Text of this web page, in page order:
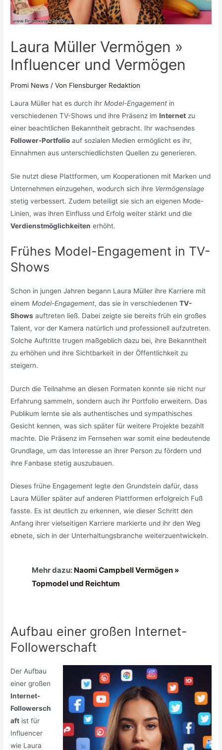
Laura Müller Vermögen »
Influencer und Vermögen
Promi News / Von Flensburger Redaktion
Laura Müller hat es durch ihrModel-Engagement in
verschiedenen TV-Shows und ihre Präsenz imInternet zu
einer beachtlichen Bekanntheit gebracht. Ihr wachsendes
Follower-Portfolio auf sozialen Medien ermöglicht es ihr,
Einnahmen aus unterschiedlichsten Quellen zu generieren.
Sie nutzt diese Plattformen, um Kooperationen mit Marken und
Unternehmen einzugehen, wodurch sich ihre Vermögenslage
stetig verbessert. Zudem beteiligt sie sich an eigenen Mode-
Linien, was ihren Einfluss und Erfolg weiter stärkt und die
Verdienstmöglichkeiten erhöht.
Frühes Model-Engagement in TV-
Shows
Schon in jungen Jahren begann Laura Müller ihre Karriere mit
einemModel-Engagement, das sie in verschiedenenTV-
Shows auftreten ließ. Dabei zeigte sie bereits früh ein großes
Talent, vor der Kamera natürlich und professionell aufzutreten.
Solche Auftritte trugen maßgeblich dazu bei, ihre Bekanntheit
zu erhöhen und ihre Sichtbarkeit in der Öffentlichkeit zu
steigern.
Durch die Teilnahme an diesen Formaten konnte sie nicht nur
Erfahrung sammeln, sondern auch ihr Portfolio erweitern. Das
Publikum lernte sie als authentisches und sympathisches
Gesicht kennen, was sich später für weitere Projekte bezahlt
machte. Die Präsenz im Fernsehen war somit eine bedeutende
Grundlage, um das Interesse an ihrer Person zu fördern und
ihre Fanbase stetig auszubauen.
Dieses frühe Engagement legte den Grundstein dafür, dass
Laura Müller später auf anderen Plattformen erfolgreich Fuß
fasste. Es ist deutlich zu erkennen, wie dieser Schritt den
Anfang ihrer vielseitigen Karriere markierte und ihr den Weg
ebnete, sich in der Unterhaltungsbranche weiterzuentwickeln.
Mehr dazu: Naomi Campbell Vermögen »
Topmodel und Reichtum
Aufbau einer großen Internet-
Followerschaft
Der Aufbau
einer großen
Internet-
Followersch
aft ist für
Influencer
wie Laura